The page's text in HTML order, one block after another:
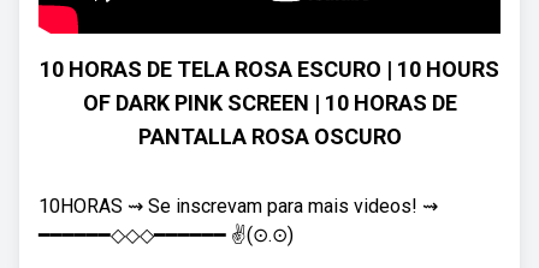
10 HORAS DE TELA ROSA ESCURO | 10 HOURS
OF DARK PINK SCREEN | 10 HORAS DE
PANTALLA ROSA OSCURO
10HORAS ⇝ Se inscrevam para mais videos! ⇝
━━━━━━◇◇◇━━━━━━ ✌(⊙.⊙)